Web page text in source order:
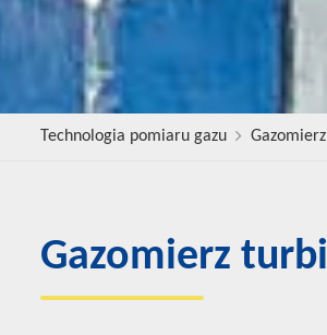
Technologia pomiaru gazu Gazomierz
Gazomierz